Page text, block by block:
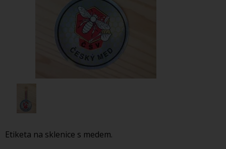
Etiketa na sklenice s medem.